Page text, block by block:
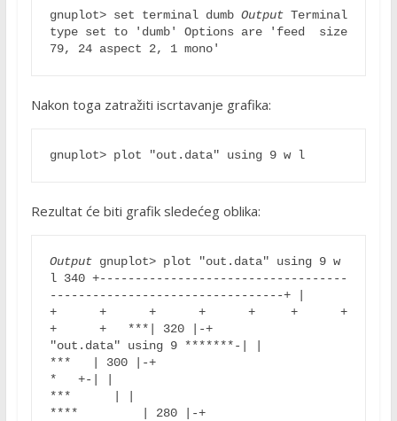
gnuplot> set terminal dumb Output Terminal
type set to 'dumb' Options are 'feed  size
79, 24 aspect 2, 1 mono'
Nakon toga zatražiti iscrtavanje grafika:
gnuplot> plot "out.data" using 9 w l
Rezultat će biti grafik sledećeg oblika:
Output gnuplot> plot "out.data" using 9 w
l 340 +-----------------------------------
---------------------------------+ |
+      +      +      +      +     +      +
+      +   ***| 320 |-+
"out.data" using 9 *******-| |
***   | 300 |-+
*   +-| |
***      | |
****         | 280 |-+